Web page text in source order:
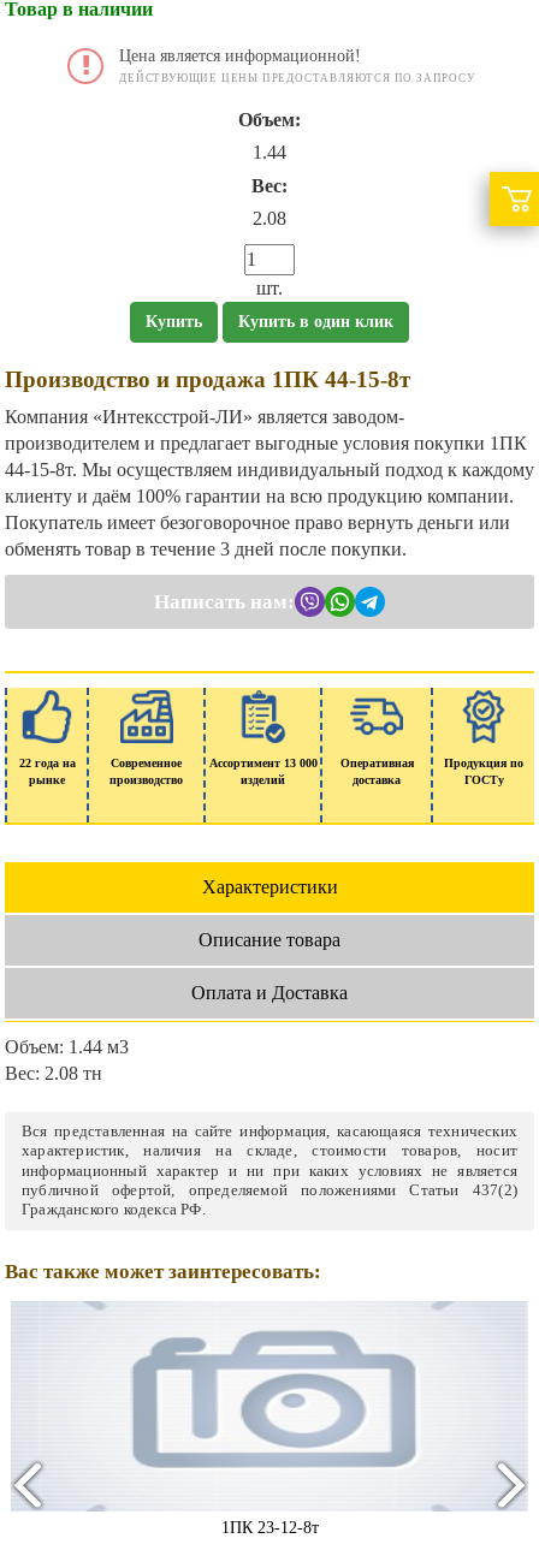
Товар в наличии
Цена является информационной!
ДЕЙСТВУЮЩИЕ ЦЕНЫ ПРЕДОСТАВЛЯЮТСЯ ПО ЗАПРОСУ
Объем:
1.44
Вес:
2.08
шт.
Купить Купить в один клик
Производство и продажа 1ПК 44-15-8т
Компания «Интексстрой-ЛИ» является заводом-
производителем и предлагает выгодные условия покупки 1ПК
44-15-8т. Мы осуществляем индивидуальный подход к каждому
клиенту и даём 100% гарантии на всю продукцию компании.
Покупатель имеет безоговорочное право вернуть деньги или
обменять товар в течение 3 дней после покупки.
Написать нам:
22 года на
рынке
Современное
производство
Ассортимент 13 000
изделий
Оперативная
доставка
Продукция по
ГОСТу
Характеристики
Описание товара
Оплата и Доставка
Объем: 1.44 м3
Вес: 2.08 тн
Вся представленная на сайте информация, касающаяся технических
характеристик, наличия на складе, стоимости товаров, носит
информационный характер и ни при каких условиях не является
публичной офертой, определяемой положениями Статьи 437(2)
Гражданского кодекса РФ.
Вас также может заинтересовать:
1ПК 23-12-8т